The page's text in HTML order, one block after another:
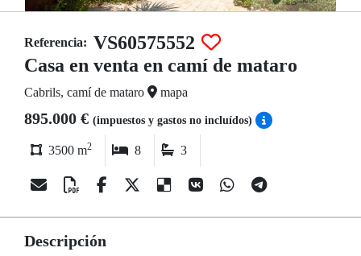
Referencia: VS60575552
Casa en venta en camí de mataro
Cabrils, camí de mataro mapa
895.000 € (impuestos y gastos no incluídos)
3500 m2 8 3
Descripción